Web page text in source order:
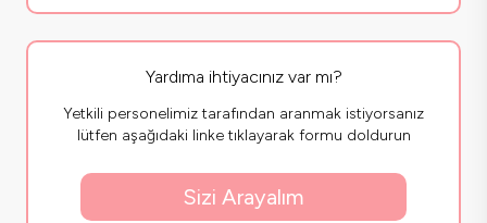
Yardıma ihtiyacınız var mı?
Yetkili personelimiz tarafından aranmak istiyorsanız
lütfen aşağıdaki linke tıklayarak formu doldurun
Sizi Arayalım